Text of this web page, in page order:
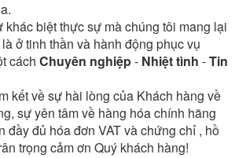
biệt thực sự mà chúng tôi mang lại
ở tinh thần và hành động phục vụ
cáchChuyên nghiệp- Nhiệt tình -Tin
kết về sự hài lòng của Khách hàng về
sự yên tâm về hàng hóa chính hãng
đầy đủ hóa đơn VAT và chứng chỉ , hồ
trọng cảm ơn Quý khách hàng!